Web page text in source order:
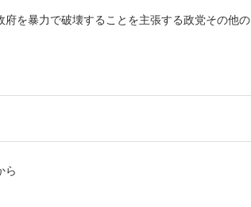
を暴力で破壊することを主張する政党その他の
ら